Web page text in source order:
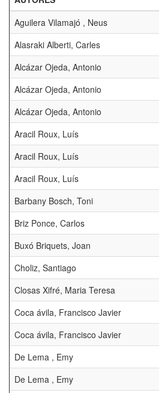
Aguilera Vilamajó , Neus
Alasraki Alberti, Carles
Alcázar Ojeda, Antonio
Alcázar Ojeda, Antonio
Alcázar Ojeda, Antonio
Aracil Roux, Luís
Aracil Roux, Luís
Aracil Roux, Luís
Barbany Bosch, Toni
Briz Ponce, Carlos
Buxó Briquets, Joan
Choliz, Santiago
Closas Xifré, Maria Teresa
Coca ávila, Francisco Javier
Coca ávila, Francisco Javier
De Lema , Emy
De Lema , Emy